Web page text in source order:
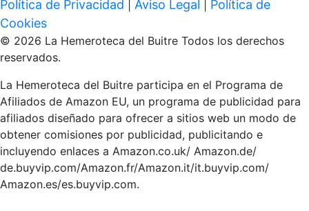
Política de Privacidad Aviso Legal
Política de
Cookies
© 2026 La Hemeroteca del Buitre Todos los derechos
reservados.
La Hemeroteca del Buitre participa en el Programa de
Afiliados de Amazon EU, un programa de publicidad para
afiliados diseñado para ofrecer a sitios web un modo de
obtener comisiones por publicidad, publicitando e
incluyendo enlaces a Amazon.co.uk/ Amazon.de/
de.buyvip.com/Amazon.fr/Amazon.it/it.buyvip.com/
Amazon.es/es.buyvip.com.